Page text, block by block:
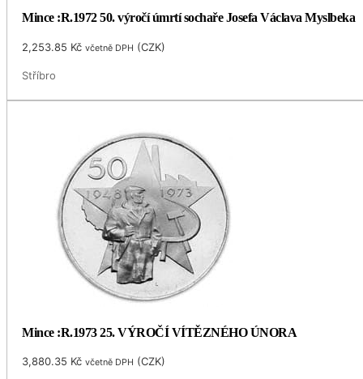
Mince :R.1972 50. výročí úmrtí sochaře Josefa Václava Myslbeka
2,253.85 Kč včetně DPH (CZK)
Stříbro
Mince :R.1973 25. VÝROČÍ VÍTĚZNÉHO ÚNORA
3,880.35 Kč včetně DPH (CZK)